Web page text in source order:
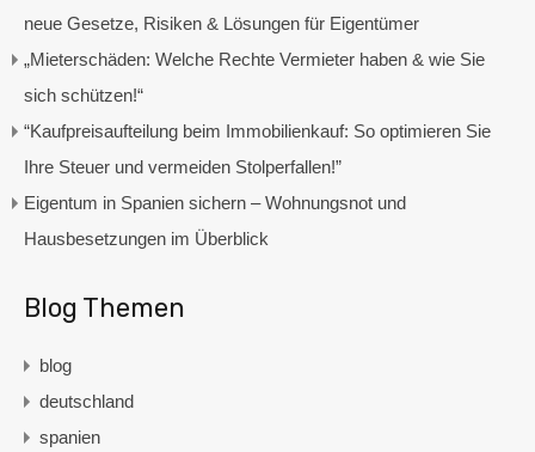
neue Gesetze, Risiken & Lösungen für Eigentümer
„Mieterschäden: Welche Rechte Vermieter haben & wie Sie
sich schützen!“
“Kaufpreisaufteilung beim Immobilienkauf: So optimieren Sie
Ihre Steuer und vermeiden Stolperfallen!”
Eigentum in Spanien sichern – Wohnungsnot und
Hausbesetzungen im Überblick
Blog Themen
blog
deutschland
spanien